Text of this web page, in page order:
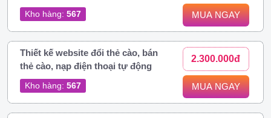
Kho hàng: 567 MUA NGAY
Thiết kế website đổi thẻ cào, bán
thẻ cào, nạp điện thoại tự động
Kho hàng: 567
2.300.000đ
MUA NGAY